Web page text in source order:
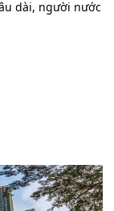
dài, người nước